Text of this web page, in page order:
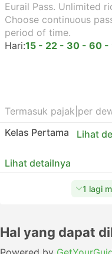
Eurail Pass. Unlimited
Choose continuous
period of time.
Hari:15 - 22 - 30 - 60 -
Termasuk pajak per
Kelas Pertama
Lihat
Lihat detailnya
1 lagi
Hal yang dapat